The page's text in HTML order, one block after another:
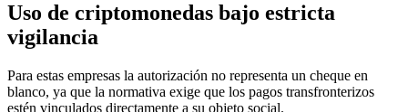
Uso de criptomonedas bajo estricta
vigilancia
Para estas empresas la autorización no representa un cheque en
blanco, ya que la normativa exige que los pagos transfronterizos
estén vinculados directamente a su objeto social.